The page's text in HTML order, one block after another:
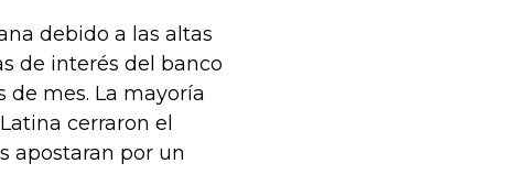
debido a las altas
de interés del banco
de mes. La mayoría
cerraron el
apostaran por un